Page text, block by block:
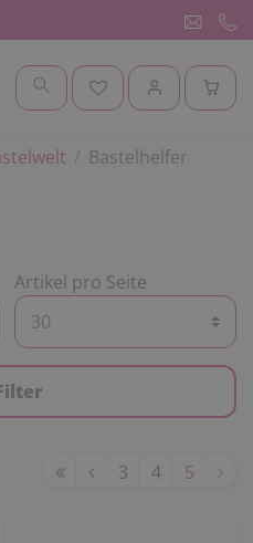
Bastelhelfer
Artikel pro Seite
3 4 5